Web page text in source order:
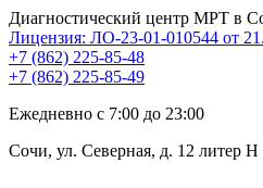
Перейти
к
содержимому
Диагностический центр МРТ в
Лицензия: ЛО-23-01-010544 от
+7 (862) 225-85-48
+7 (862) 225-85-49
Ежедневно с 7:00 до 23:00
Сочи, ул. Северная, д. 12 литер Н